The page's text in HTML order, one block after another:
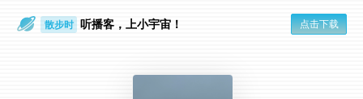
散步时 听播客，上小宇宙！ 点击下载